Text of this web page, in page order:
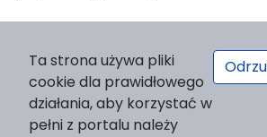
Wydawnictwo Naukowe UKSW, ul.
nr 2, 01-815 Warszawa
Strona WWW Wydawnictwa
e-mail: wydawnictwo@uksw.edu.pl
Ta strona używa pliki
cookie dla prawidłowego
działania, aby korzystać w
pełni z portalu należy